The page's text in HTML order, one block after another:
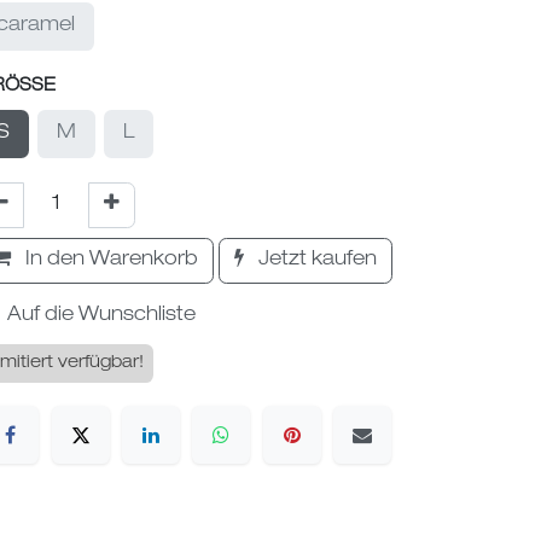
M L
In den Warenkorb Jetzt kaufen
Auf die Wunschliste
verfügbar!